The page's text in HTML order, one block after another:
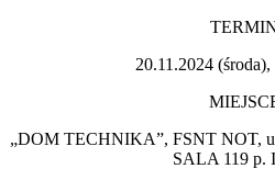
20.11.2024
„DOM TECHNIKA”, FSNT NOT,
SALA 119 p.